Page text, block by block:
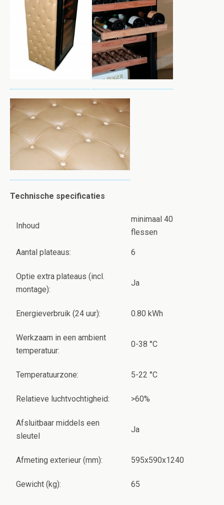
Technische specificaties
Inhoud
minimaal 40
flessen
Aantal plateaus: 6
Optie extra plateaus (incl.
montage):
Ja
Energieverbruik (24 uur): 0.80 kWh
Werkzaam in een ambient
temperatuur:
0-38 °C
Temperatuurzone: 5-22 °C
Relatieve luchtvochtigheid: >60%
Afsluitbaar middels een
sleutel
Ja
Afmeting exterieur (mm): 595x590x1240
Gewicht (kg): 65